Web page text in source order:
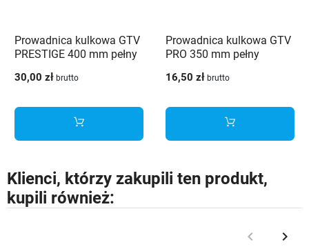
Prowadnica kulkowa GTV
PRESTIGE 400 mm pełny
30,00 zł brutto
Prowadnica kulkowa GTV
PRO 350 mm pełny
16,50 zł brutto
Klienci, którzy zakupili ten produkt,
kupili również:
Poprzedni
keyboard_arrow_left keyboard_arrow_right